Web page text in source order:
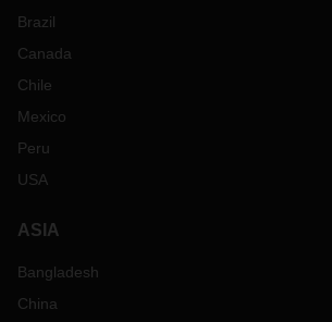
Brazil
Canada
Chile
Mexico
Peru
USA
ASIA
Bangladesh
China